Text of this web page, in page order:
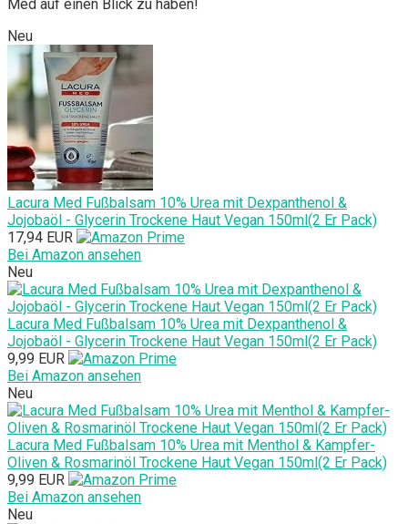
Med auf einen Blick zu haben!
Neu
Lacura Med Fußbalsam 10% Urea mit Dexpanthenol &
Jojobaöl - Glycerin Trockene Haut Vegan 150ml(2 Er Pack)
17,94 EUR
Bei Amazon ansehen
Neu
Lacura Med Fußbalsam 10% Urea mit Dexpanthenol &
Jojobaöl - Glycerin Trockene Haut Vegan 150ml(2 Er Pack)
9,99 EUR
Bei Amazon ansehen
Neu
Lacura Med Fußbalsam 10% Urea mit Menthol & Kampfer-
Oliven & Rosmarinöl Trockene Haut Vegan 150ml(2 Er Pack)
9,99 EUR
Bei Amazon ansehen
Neu